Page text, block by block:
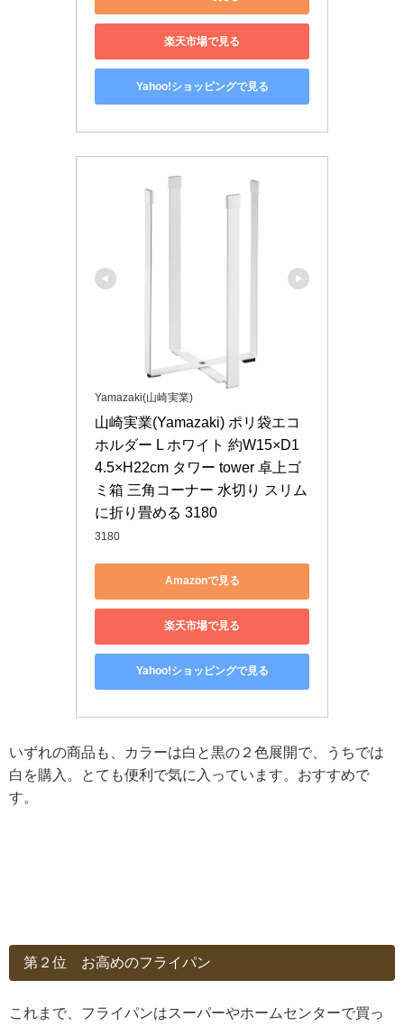
楽天市場で見る
Yahoo!ショッピングで見る
Yamazaki(山崎実業)
山崎実業(Yamazaki) ポリ袋エコ
ホルダー L ホワイト 約W15×D1
4.5×H22cm タワー tower 卓上ゴ
ミ箱 三角コーナー 水切り スリム
に折り畳める 3180
3180
Amazonで見る
楽天市場で見る
Yahoo!ショッピングで見る
いずれの商品も、カラーは白と黒の２色展開で、うちでは
白を購入。とても便利で気に入っています。おすすめで
す。
第２位 お高めのフライパン
これまで、フライパンはスーパーやホームセンターで買っ